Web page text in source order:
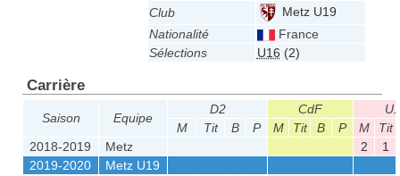
Club
Metz U19
Nationalité
France
Sélections
U16 (2)
Carrière
Saison Equipe
D2 CdF
M
Tit B P M Tit B P M
Tit
2018-2019
Metz 2
1
2019-2020
Metz U19